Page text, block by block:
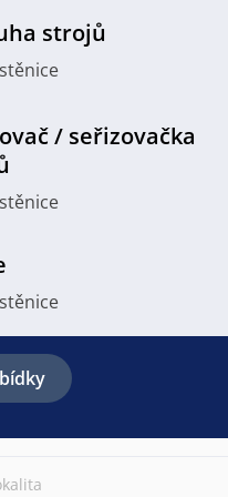
strojů
/ seřizovačka